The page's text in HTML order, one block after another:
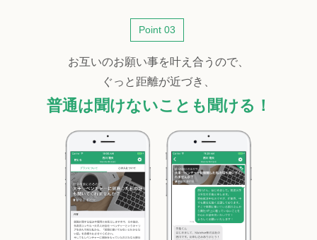
Point 03
お互いのお願い事を叶え合うので、
ぐっと距離が近づき、
普通は聞けないことも聞ける！